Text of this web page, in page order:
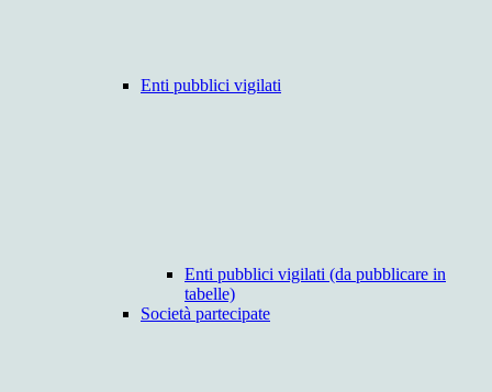
Enti pubblici vigilati
Enti pubblici vigilati (da pubblicare in
tabelle)
Società partecipate